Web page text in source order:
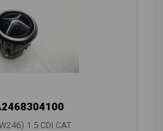
1.5 CDI CAT